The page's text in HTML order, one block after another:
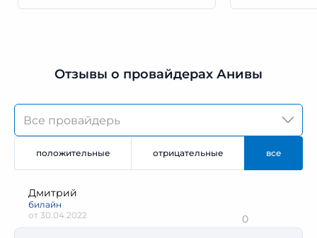
Отзывы о провайдерах Анивы
положительные отрицательные все
0
Дмитрий
билайн
от 30.04.2022